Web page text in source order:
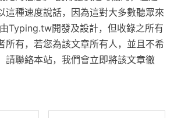
這種速度說話，因為這對大多數聽眾來
Typing.tw開發及設計，但收錄之所有
所有，若您為該文章所有人，並且不希
請聯絡本站，我們會立即將該文章徹